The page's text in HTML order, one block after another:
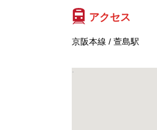
アクセス
京阪本線 / 萱島駅